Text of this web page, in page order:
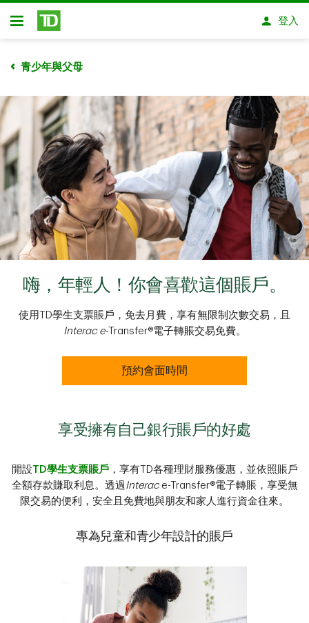
略過進入主要內容
開放式房屋貸款
登入
青少年與父母
嗨，年輕人！你會喜歡這個賬戶。
使用TD學生支票賬戶，免去月費，享有無限制次數交易，且
Interac e-Transfer®電子轉賬交易免費。
預約會面時間
享受擁有自己銀行賬戶的好處
開設TD學生支票賬戶，享有TD各種理財服務優惠，並依照賬戶
全額存款賺取利息。透過 Interace-Transfer®電子轉賬，享受無
限交易的便利，安全且免費地與朋友和家人進行資金往來。
專為兒童和青少年設計的賬戶